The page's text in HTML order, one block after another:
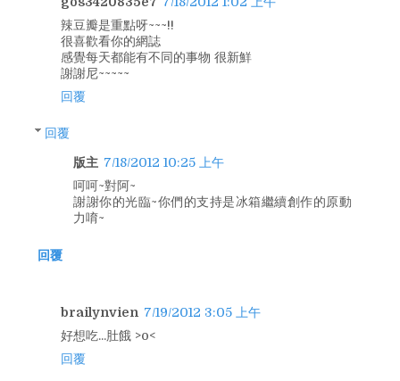
辣豆瓣是重點呀~~~!!
很喜歡看你的網誌
感覺每天都能有不同的事物 很新鮮
謝謝尼~~~~~
回覆
回覆
版主 7/18/2012 10:25 上午
呵呵~對阿~
謝謝你的光臨~你們的支持是冰箱繼續創作的原動
力唷~
回覆
brailynvien 7/19/2012 3:05 上午
好想吃...肚餓 >o<
回覆